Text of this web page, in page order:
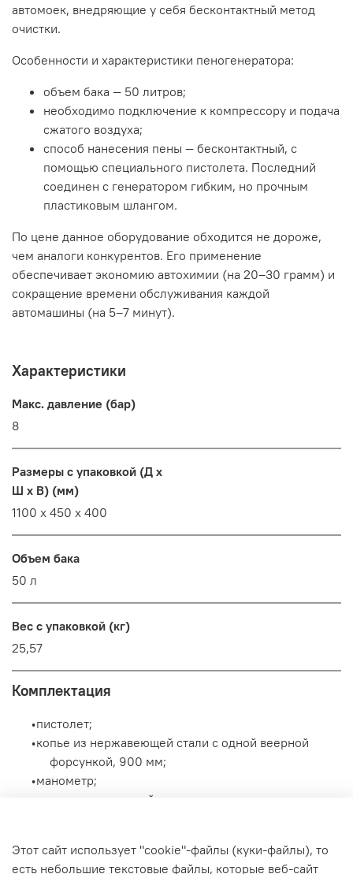
автомоек, внедряющие у себя бесконтактный метод
очистки.
Особенности и характеристики пеногенератора:
объем бака — 50 литров;
необходимо подключение к компрессору и подача
сжатого воздуха;
способ нанесения пены — бесконтактный, с
помощью специального пистолета. Последний
соединен с генератором гибким, но прочным
пластиковым шлангом.
По цене данное оборудование обходится не дороже,
чем аналоги конкурентов. Его применение
обеспечивает экономию автохимии (на 20–30 грамм) и
сокращение времени обслуживания каждой
автомашины (на 5–7 минут).
Характеристики
Макс. давление (бар)
8
Размеры с упаковкой (Д x
Ш x В) (мм)
1100 х 450 х 400
Объем бака
50 л
Вес с упаковкой (кг)
25,57
Комплектация
•пистолет;
•копье из нержавеющей стали с одной веерной
форсункой, 900 мм;
•манометр;
•предохранительный клапан;
•клапан смешивания воздуха;
Этот сайт использует "cookie"-файлы (куки-файлы), то
есть небольшие текстовые файлы, которые веб-сайт